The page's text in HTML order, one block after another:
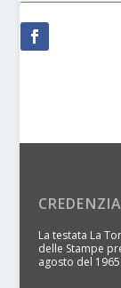
La testata La
delle Stampe
agosto del 1965